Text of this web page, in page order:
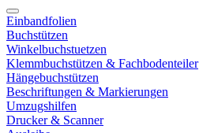
Einbandfolien
Buchstützen
Winkelbuchstuetzen
Klemmbuchstützen & Fachbodenteiler
Hängebuchstützen
Beschriftungen & Markierungen
Umzugshilfen
Drucker & Scanner